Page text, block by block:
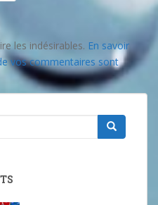
les indésirables. En savoir
vos commentaires sont